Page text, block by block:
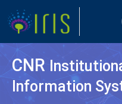
CNR
Information